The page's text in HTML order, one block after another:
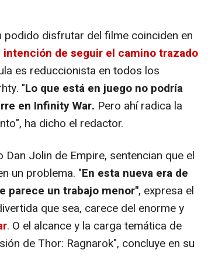
podido disfrutar del filme coinciden en
intención de seguir el camino trazado
es reduccionista en todos los
"Lo que está en juego no podría
en Infinity War. Pero ahí radica la
ha dicho el redactor.
Jolin de Empire, sentencian que el
un problema. "En esta nueva era de
parece un trabajo menor", expresa el
que sea, carece del enorme y
. O el alcance y la carga temática de
deThor: Ragnarok", concluye en su